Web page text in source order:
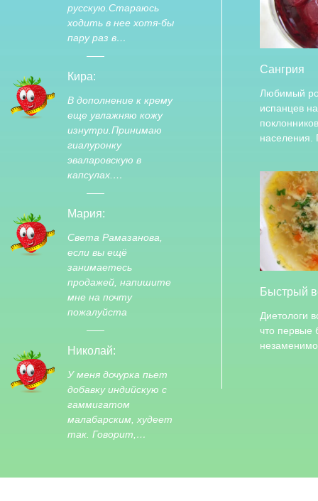
русскую.Стараюсь
ходить в нее хотя-бы
пару раз в…
Кира:
В дополнение к крему
еще увлажняю кожу
изнутри.Принимаю
гиалуронку
эваларовскую в
капсулах.…
Мария:
Света Рамазанова,
если вы ещё
занимаетесь
продажей, напишите
мне на почту
пожалуйста
Николай:
У меня дочурка пьет
добавку индийскую с
гаммигатом
малабарским, худеет
так. Говорит,…
Сангрия
Любимый
испанцев
Быстрый
Диетологи
что первые